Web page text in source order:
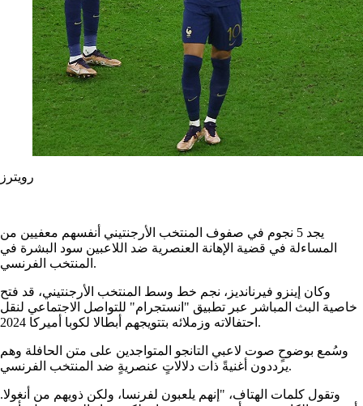
رويترز
يجد 5 نجوم في صفوف المنتخب الأرجنتيني أنفسهم معفيين من
المساءلة في قضية الإهانة العنصرية ضد اللاعبين سود البشرة في
المنتخب الفرنسي.
وكان إينزو فيرنانديز، نجم خط وسط المنتخب الأرجنتيني، قد فتح
خاصية البث المباشر عبر تطبيق "انستجرام" للتواصل الاجتماعي لنقل
احتفالاته وزملائه بتتويجهم أبطالا لكوبا أميركا 2024.
وسُمع بوضوحٍ صوت لاعبي التانجو المتواجدين على متن الحافلة وهم
يرددون أغنيةً ذات دلالاتٍ عنصريةٍ ضد المنتخب الفرنسي.
وتقول كلمات الهتاف، "إنهم يلعبون لفرنسا، ولكن ذويهم من أنغولا.